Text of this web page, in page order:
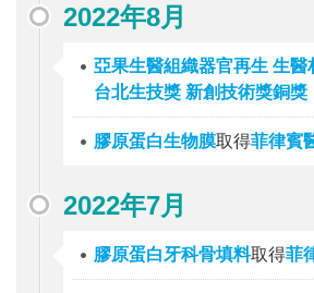
2022年8月
亞果生醫組織器官再生 生醫
台北生技獎 新創技術獎銅獎
膠原蛋白生物膜取得菲律賓
2022年7月
膠原蛋白牙科骨填料取得菲